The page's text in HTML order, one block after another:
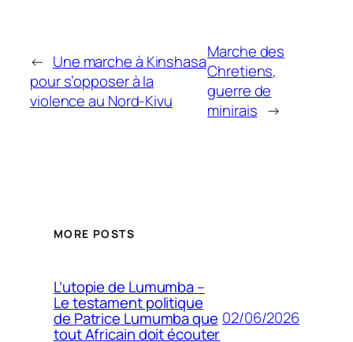
← Une marche à Kinshasa
pour s’opposer à la
violence au Nord-Kivu
Marche des
Chretiens,
guerre de
minirais →
MORE POSTS
L’utopie de Lumumba –
Le testament politique
de Patrice Lumumba que
tout Africain doit écouter
02/06/2026